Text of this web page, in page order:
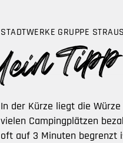
STADTWERKE GRUPPE
In der Kürze liegt die
vielen Campingplätzen
oft auf 3 Minuten begrenzt